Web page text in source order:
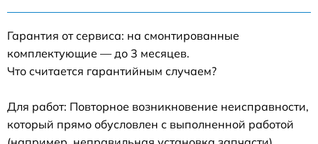
Гарантия от сервиса: на смонтированные
комплектующие — до 3 месяцев.
Что считается гарантийным случаем?
Для работ: Повторное возникновение неисправности,
который прямо обусловлен с выполненной работой